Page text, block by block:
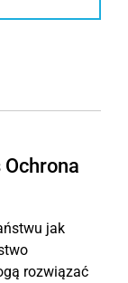
jak
rozwiązać